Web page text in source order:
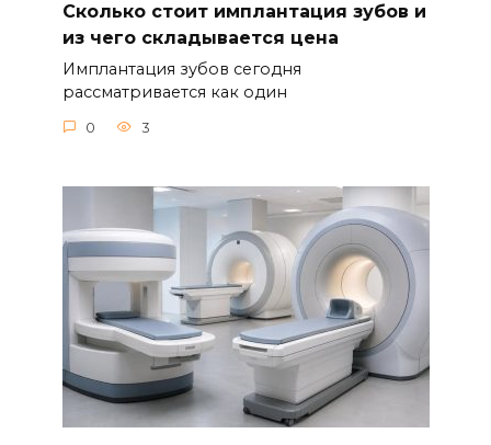
Сколько стоит имплантация зубов и
из чего складывается цена
Имплантация зубов сегодня
рассматривается как один
0 3